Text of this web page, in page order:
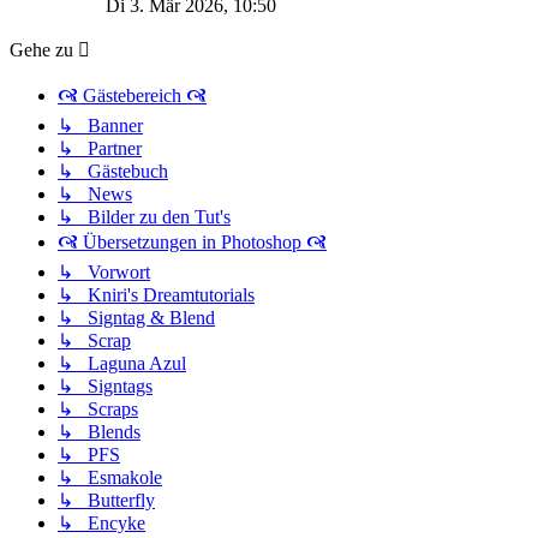
Di 3. Mär 2026, 10:50
Gehe zu
🙧 Gästebereich 🙧
↳ Banner
↳ Partner
↳ Gästebuch
↳ News
↳ Bilder zu den Tut's
🙧 Übersetzungen in Photoshop 🙧
↳ Vorwort
↳ Kniri's Dreamtutorials
↳ Signtag & Blend
↳ Scrap
↳ Laguna Azul
↳ Signtags
↳ Scraps
↳ Blends
↳ PFS
↳ Esmakole
↳ Butterfly
↳ Encyke